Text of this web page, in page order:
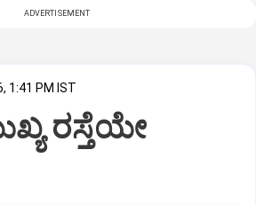
ADVERTISEMENT
1:41 PM IST
ರಸ್ತೆಯೇ